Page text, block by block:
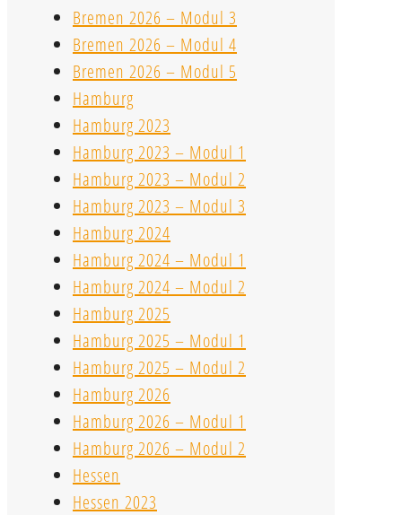
Bremen 2026 – Modul 3
Bremen 2026 – Modul 4
Bremen 2026 – Modul 5
Hamburg
Hamburg 2023
Hamburg 2023 – Modul 1
Hamburg 2023 – Modul 2
Hamburg 2023 – Modul 3
Hamburg 2024
Hamburg 2024 – Modul 1
Hamburg 2024 – Modul 2
Hamburg 2025
Hamburg 2025 – Modul 1
Hamburg 2025 – Modul 2
Hamburg 2026
Hamburg 2026 – Modul 1
Hamburg 2026 – Modul 2
Hessen
Hessen 2023